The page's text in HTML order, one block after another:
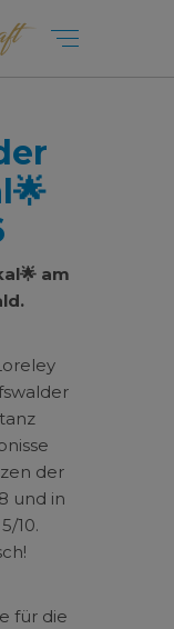
am
der
und in
10.
für die